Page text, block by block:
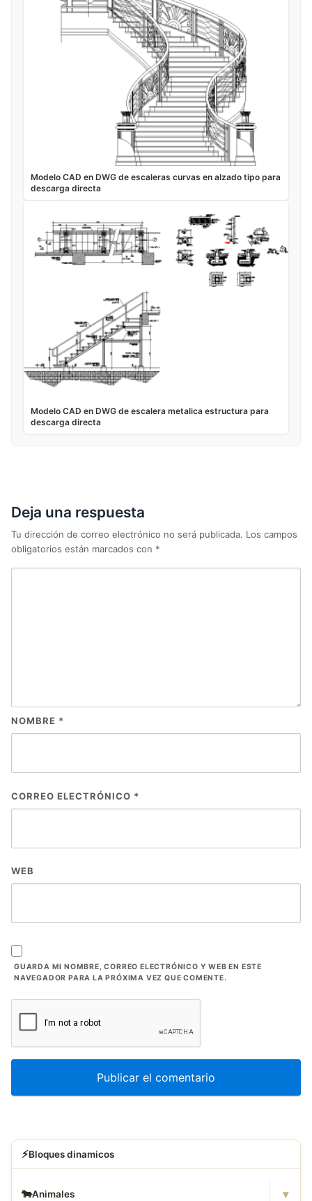
Modelo CAD en DWG de escaleras curvas en alzado tipo para
descarga directa
Modelo CAD en DWG de escalera metalica estructura para
descarga directa
Deja una respuesta
Tu dirección de correo electrónico no será publicada. Los campos
obligatorios están marcados con *
NOMBRE *
CORREO ELECTRÓNICO *
WEB
GUARDA MI NOMBRE, CORREO ELECTRÓNICO Y WEB EN ESTE
NAVEGADOR PARA LA PRÓXIMA VEZ QUE COMENTE.
⚡Bloques dinamicos
🐄Animales ▾